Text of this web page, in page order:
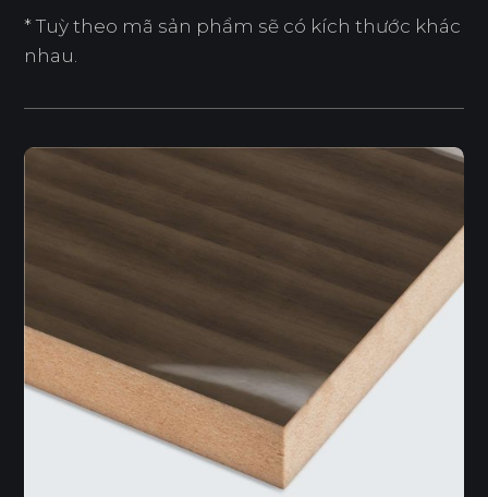
* Tuỳ theo mã sản phẩm sẽ có kích thước khác
nhau.